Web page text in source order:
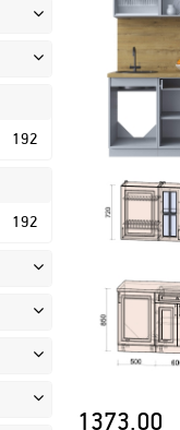
12
192
192
1373.00